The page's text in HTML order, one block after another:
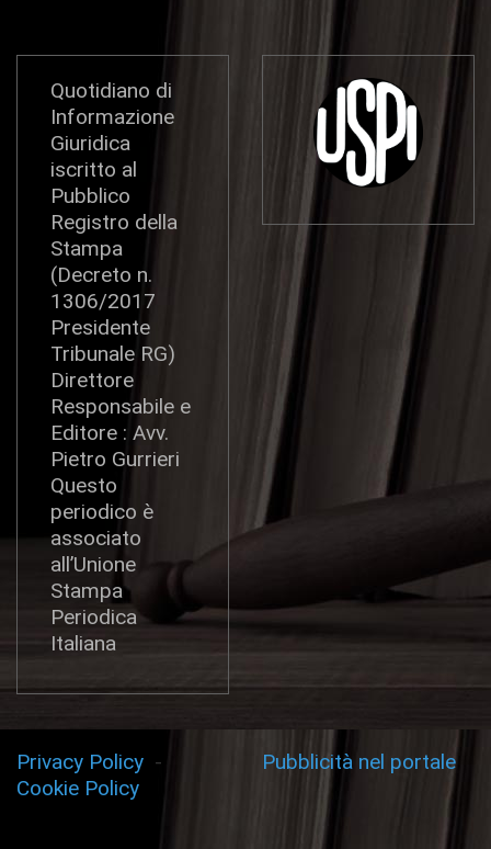
Quotidiano di
Informazione
Giuridica
iscritto al
Pubblico
Registro della
Stampa
(Decreto n.
1306/2017
Presidente
Tribunale RG)
Direttore
Responsabile e
Editore : Avv.
Pietro Gurrieri
Questo
periodico è
associato
all’Unione
Stampa
Periodica
Italiana
Privacy Policy -
Cookie Policy
Pubblicità nel portale